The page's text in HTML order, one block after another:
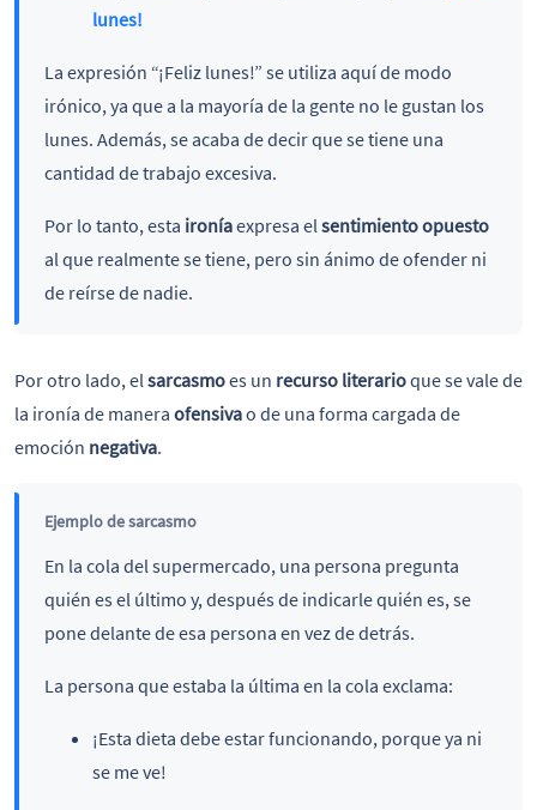
lunes!
La expresión “¡Feliz lunes!” se utiliza aquí de modo
irónico, ya que a la mayoría de la gente no le gustan los
lunes. Además, se acaba de decir que se tiene una
cantidad de trabajo excesiva.
Por lo tanto, esta ironíaexpresa elsentimiento opuesto
al que realmente se tiene, pero sin ánimo de ofender ni
de reírse de nadie.
Por otro lado, el sarcasmoes un recurso literarioque se vale de
la ironía de manera ofensivao de una forma cargada de
emoción negativa.
Ejemplo de sarcasmo
En la cola del supermercado, una persona pregunta
quién es el último y, después de indicarle quién es, se
pone delante de esa persona en vez de detrás.
La persona que estaba la última en la cola exclama:
¡Esta dieta debe estar funcionando, porque ya ni
se me ve!